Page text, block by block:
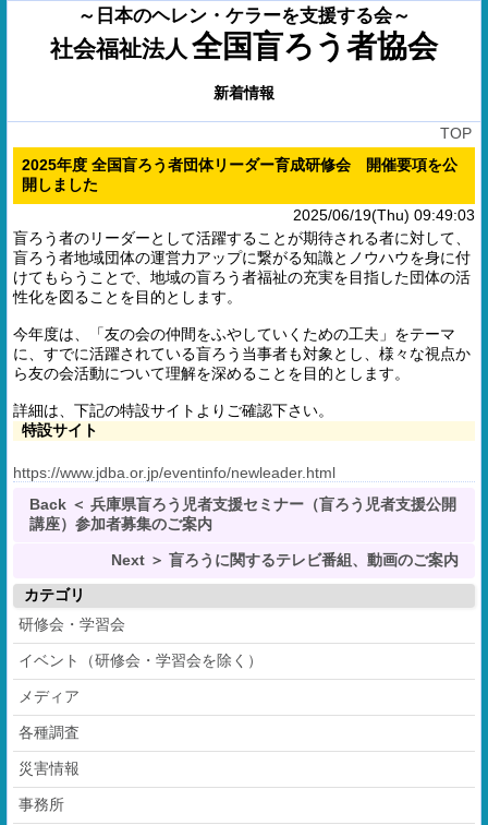
～日本のヘレン・ケラーを支援する会～
社会福祉法人 全国盲ろう者協会
新着情報
TOP
2025年度 全国盲ろう者団体リーダー育成研修会 開催要項を公
開しました
2025/06/19(Thu) 09:49:03
盲ろう者のリーダーとして活躍することが期待される者に対して、
盲ろう者地域団体の運営力アップに繋がる知識とノウハウを身に付
けてもらうことで、地域の盲ろう者福祉の充実を目指した団体の活
性化を図ることを目的とします。
今年度は、「友の会の仲間をふやしていくための工夫」をテーマ
に、すでに活躍されている盲ろう当事者も対象とし、様々な視点か
ら友の会活動について理解を深めることを目的とします。
詳細は、下記の特設サイトよりご確認下さい。
特設サイト
https://www.jdba.or.jp/eventinfo/newleader.html
Back ＜ 兵庫県盲ろう児者支援セミナー（盲ろう児者支援公開
講座）参加者募集のご案内
Next ＞ 盲ろうに関するテレビ番組、動画のご案内
カテゴリ
研修会・学習会
イベント（研修会・学習会を除く）
メディア
各種調査
災害情報
事務所